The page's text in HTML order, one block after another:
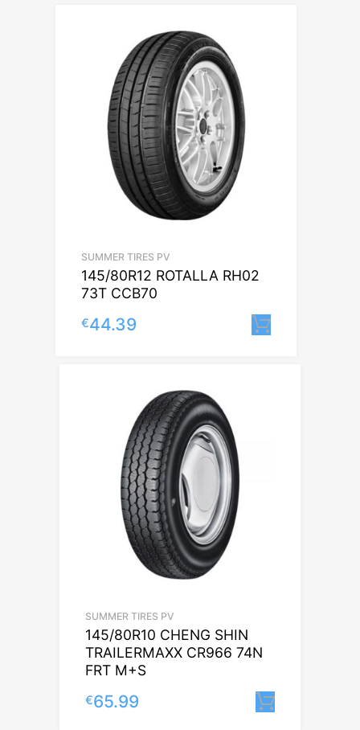
SUMMER TIRES PV
145/80R12 ROTALLA RH02
73T CCB70
€44.39
SUMMER TIRES PV
145/80R10 CHENG SHIN
TRAILERMAXX CR966 74N
FRT M+S
€65.99